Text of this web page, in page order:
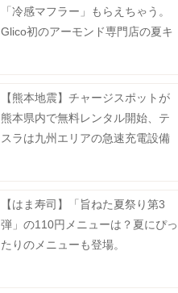
「冷感マフラー」もらえちゃう。
Glico初のアーモンド専門店の夏キ
【熊本地震】チャージスポットが
熊本県内で無料レンタル開始、テ
スラは九州エリアの急速充電設備
【はま寿司】「旨ねた夏祭り第3
弾」の110円メニューは？夏にぴっ
たりのメニューも登場。